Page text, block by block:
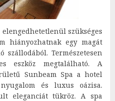
elengedhetetlenül szükséges
hiányozhatnak egy magát
szállodából. Természetesen
eszköz megtalálható. A
Sunbeam Spa a hotel
és luxus oázisa.
eleganciát tükröz. A spa